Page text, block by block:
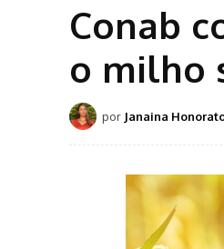
Conab
o milho
por Janaina